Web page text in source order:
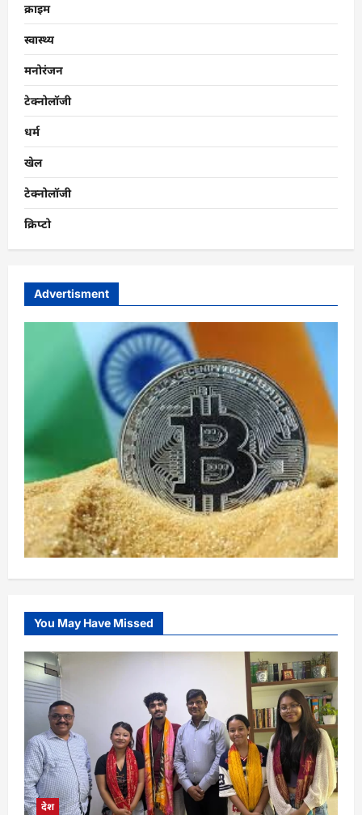
क्राइम
स्वास्थ्य
मनोरंजन
टेक्नोलॉजी
धर्म
खेल
टेक्नोलॉजी
क्रिप्टो
Advertisment
You May Have Missed
देश